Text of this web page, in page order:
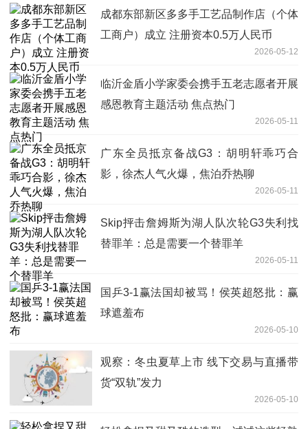
成都东部新区多多手工艺品制作店（个体
工商户）成立 注册资本0.5万人民币
2026-05-12
临沂金盾小学家委会携手五老志愿者开展
感恩教育主题活动 焦点热门
2026-05-11
广东全员抵京备战G3：胡明轩乖巧合
影，徐杰人气火爆，焦泊乔热聊
2026-05-11
Skip抨击詹姆斯为湖人队次轮G3失利找
替罪羊：总是需要一个替罪羊
2026-05-11
国乒3-1赢法国却被骂！侯英超怒批：赢
球遮羞布
2026-05-10
观察：冬虫夏草上市 线下交易与直播带
货“双轨”发力
2026-05-10